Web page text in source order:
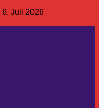
6. Juli 2026